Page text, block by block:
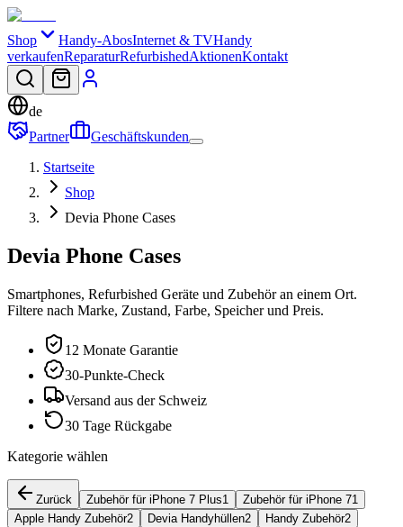
Shop Handy-AbosInternet & TVHandy
verkaufenReparaturRefurbishedAktionenKontakt
de
Partner
Geschäftskunden
Startseite
Shop
Devia Phone Cases
Devia Phone Cases
Smartphones, Refurbished Geräte und Zubehör an einem Ort.
Filtere nach Marke, Zustand, Farbe, Speicher und Preis.
12 Monate Garantie
30-Punkte-Check
Versand aus der Schweiz
30 Tage Rückgabe
Kategorie wählen
Zurück Zubehör für iPhone 7 Plus1 Zubehör für iPhone 71
Apple Handy Zubehör2 Devia Handyhüllen2 Handy Zubehör2